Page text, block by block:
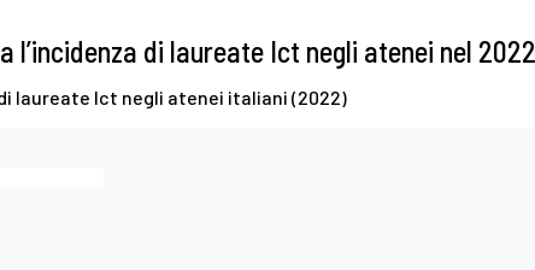
l’incidenza di laureate Ict negli atenei nel 2022
laureate Ict negli atenei italiani (2022)